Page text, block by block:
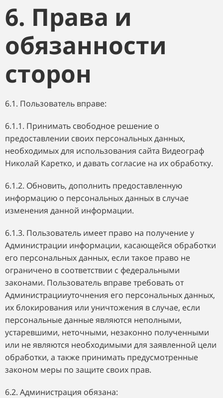
6. Права и
обязанности
сторон
6.1. Пользователь вправе:
6.1.1. Принимать свободное решение о
предоставлении своих персональных данных,
необходимых для использования сайта Видеограф
Николай Каретко, и давать согласие на их обработку.
6.1.2. Обновить, дополнить предоставленную
информацию о персональных данных в случае
изменения данной информации.
6.1.3. Пользователь имеет право на получение у
Администрации информации, касающейся обработки
его персональных данных, если такое право не
ограничено в соответствии с федеральными
законами. Пользователь вправе требовать от
Администрацииуточнения его персональных данных,
их блокирования или уничтожения в случае, если
персональные данные являются неполными,
устаревшими, неточными, незаконно полученными
или не являются необходимыми для заявленной цели
обработки, а также принимать предусмотренные
законом меры по защите своих прав.
6.2. Администрация обязана: